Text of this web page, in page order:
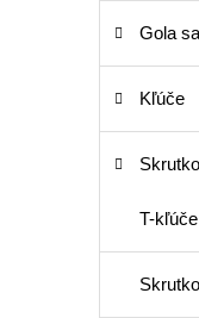
Gola
Kľúče
T-